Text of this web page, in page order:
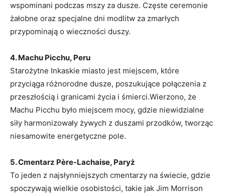
wspominani podczas mszy za dusze. Częste ceremonie
żałobne oraz specjalne dni modlitw za zmarłych
przypominają o wieczności duszy.
4. Machu Picchu, Peru
Starożytne Inkaskie miasto jest miejscem, które
przyciąga różnorodne dusze, poszukujące połączenia z
przeszłością i granicami życia i śmierci.Wierzono, że
Machu Picchu było miejscem mocy, gdzie niewidzialne
siły harmonizowały żywych z duszami przodków, tworząc
niesamowite energetyczne pole.
5. Cmentarz Père-Lachaise, Paryż
To jeden z najsłynniejszych cmentarzy na świecie, gdzie
spoczywają wielkie osobistości, takie jak Jim Morrison